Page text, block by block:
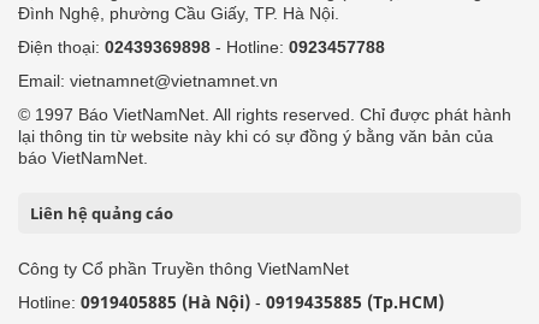
Đình Nghệ, phường Cầu Giấy, TP. Hà Nội.
Điện thoại: 02439369898 - Hotline: 0923457788
Email: vietnamnet@vietnamnet.vn
© 1997 Báo VietNamNet. All rights reserved. Chỉ được phát hành
lại thông tin từ website này khi có sự đồng ý bằng văn bản của
báo VietNamNet.
Liên hệ quảng cáo
Công ty Cổ phần Truyền thông VietNamNet
Hotline: 0919405885 (Hà Nội) - 0919435885 (Tp.HCM)